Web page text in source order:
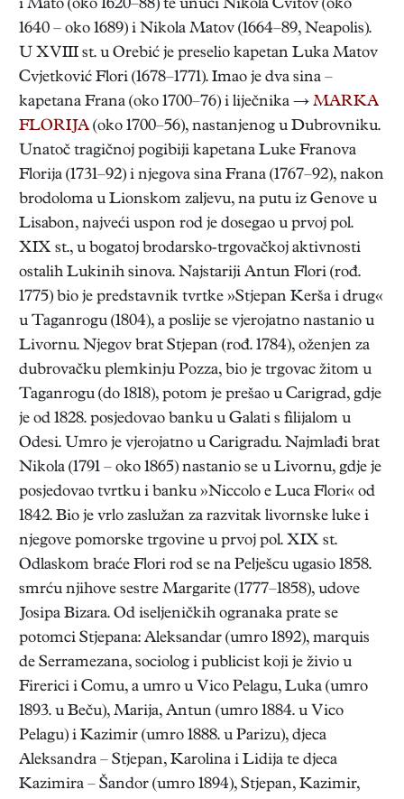
i Mato (oko 1620–88) te unuci Nikola Cvitov (oko
1640 – oko 1689) i Nikola Matov (1664–89, Neapolis).
U XVIII st. u Orebić je preselio kapetan Luka Matov
Cvjetković Flori (1678–1771). Imao je dva sina –
kapetana Frana (oko 1700–76) i liječnika → MARKA
FLORIJA (oko 1700–56), nastanjenog u Dubrovniku.
Unatoč tragičnoj pogibiji kapetana Luke Franova
Florija (1731–92) i njegova sina Frana (1767–92), nakon
brodoloma u Lionskom zaljevu, na putu iz Genove u
Lisabon, najveći uspon rod je dosegao u prvoj pol.
XIX st., u bogatoj brodarsko-trgovačkoj aktivnosti
ostalih Lukinih sinova. Najstariji Antun Flori (rođ.
1775) bio je predstavnik tvrtke »Stjepan Kerša i drug«
u Taganrogu (1804), a poslije se vjerojatno nastanio u
Livornu. Njegov brat Stjepan (rođ. 1784), oženjen za
dubrovačku plemkinju Pozza, bio je trgovac žitom u
Taganrogu (do 1818), potom je prešao u Carigrad, gdje
je od 1828. posjedovao banku u Galati s filijalom u
Odesi. Umro je vjerojatno u Carigradu. Najmlađi brat
Nikola (1791 – oko 1865) nastanio se u Livornu, gdje je
posjedovao tvrtku i banku »Niccolo e Luca Flori« od
1842. Bio je vrlo zaslužan za razvitak livornske luke i
njegove pomorske trgovine u prvoj pol. XIX st.
Odlaskom braće Flori rod se na Pelješcu ugasio 1858.
smrću njihove sestre Margarite (1777–1858), udove
Josipa Bizara. Od iseljeničkih ogranaka prate se
potomci Stjepana: Aleksandar (umro 1892), marquis
de Serramezana, sociolog i publicist koji je živio u
Firerici i Comu, a umro u Vico Pelagu, Luka (umro
1893. u Beču), Marija, Antun (umro 1884. u Vico
Pelagu) i Kazimir (umro 1888. u Parizu), djeca
Aleksandra – Stjepan, Karolina i Lidija te djeca
Kazimira – Šandor (umro 1894), Stjepan, Kazimir,